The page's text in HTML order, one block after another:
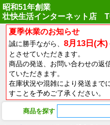
昭和51年創業
壮快生活インターネット店
夏季休業のお知らせ
誠に勝手ながら、 8月13日(木
とさせていただきます。
商品の発送、お問い合わせの返
ていただきます。
在庫状況や混雑により発送まで
すことを予めご了承ください。
商品を探す